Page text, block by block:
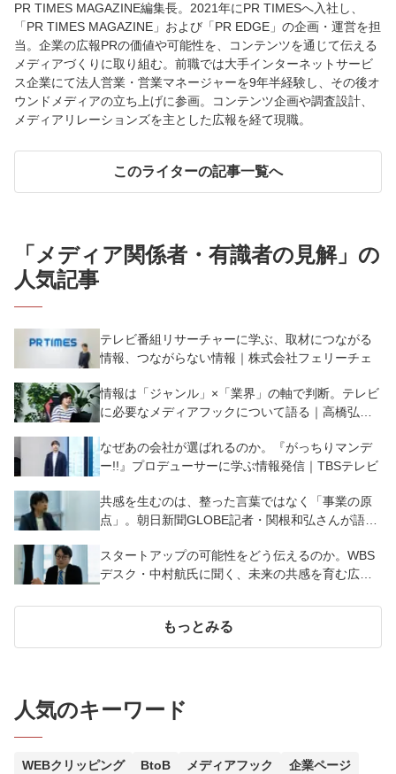
PR TIMES MAGAZINE編集長。2021年にPR TIMESへ入社し、
「PR TIMES MAGAZINE」および「PR EDGE」の企画・運営を担
当。企業の広報PRの価値や可能性を、コンテンツを通じて伝える
メディアづくりに取り組む。前職では大手インターネットサービ
ス企業にて法人営業・営業マネージャーを9年半経験し、その後オ
ウンドメディアの立ち上げに参画。コンテンツ企画や調査設計、
メディアリレーションズを主とした広報を経て現職。
このライターの記事一覧へ
「 メディア関係者・有識者の見解」の
人気記事
テレビ番組リサーチャーに学ぶ、取材につながる
情報、つながらない情報｜株式会社フェリーチェ
情報は「ジャンル」×「業界」の軸で判断。テレビ
に必要なメディアフックについて語る｜高橋弘樹
なぜあの会社が選ばれるのか。『がっちりマンデ
ー!!』プロデューサーに学ぶ情報発信｜TBSテレビ
共感を生むのは、整った言葉ではなく「事業の原
点」。朝日新聞GLOBE記者・関根和弘さんが語
スタートアップの可能性をどう伝えるのか。WBS
デスク・中村航氏に聞く、未来の共感を育む広報
もっとみる
人気のキーワード
WEBクリッピング BtoB メディアフック
企業ページ